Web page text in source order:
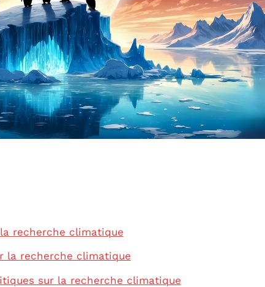
recherche climatique
la recherche climatique
sur la recherche climatique